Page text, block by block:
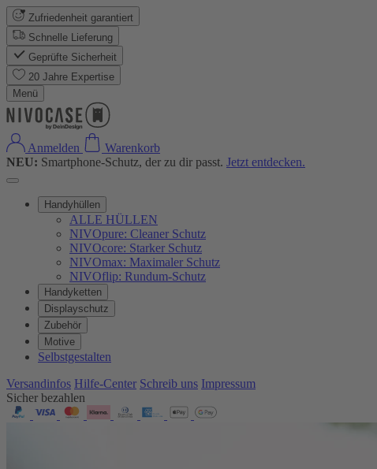
Zufriedenheit garantiert
Schnelle Lieferung
Geprüfte Sicherheit
20 Jahre Expertise
Menü
Anmelden
Warenkorb
NEU: Smartphone-Schutz, der zu dir passt. Jetzt entdecken.
Handyhüllen
ALLE HÜLLEN
NIVOpure: Cleaner Schutz
NIVOcore: Starker Schutz
NIVOmax: Maximaler Schutz
NIVOflip: Rundum-Schutz
Handyketten
Displayschutz
Zubehör
Motive
Selbstgestalten
Versandinfos Hilfe-Center Schreib uns Impressum
Sicher bezahlen